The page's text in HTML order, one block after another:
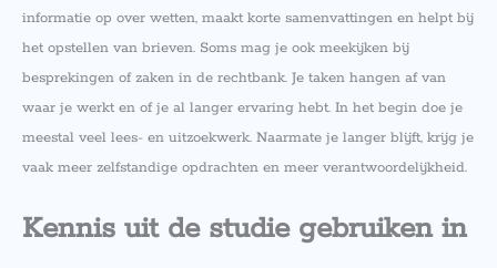
informatie op over wetten, maakt korte samenvattingen en helpt bij
het opstellen van brieven. Soms mag je ook meekijken bij
besprekingen of zaken in de rechtbank. Je taken hangen af van
waar je werkt en of je al langer ervaring hebt. In het begin doe je
meestal veel lees- en uitzoekwerk. Naarmate je langer blijft, krijg je
vaak meer zelfstandige opdrachten en meer verantwoordelijkheid.
Kennis uit de studie gebruiken in